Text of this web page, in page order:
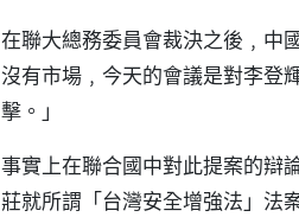
在聯大總務委員會裁決之後﹐中
沒有市場﹐今天的會議是對李登
擊。」
事實上在聯合國中對此提案的辯
莊就所謂「台灣安全增強法」法